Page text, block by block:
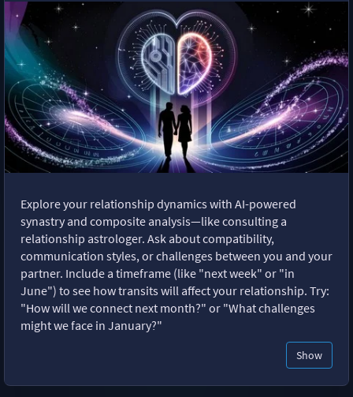
Explore your relationship dynamics with AI-powered
synastry and composite analysis—like consulting a
relationship astrologer. Ask about compatibility,
communication styles, or challenges between you and your
partner. Include a timeframe (like "next week" or "in
June") to see how transits will affect your relationship. Try:
"How will we connect next month?" or "What challenges
might we face in January?"
Show